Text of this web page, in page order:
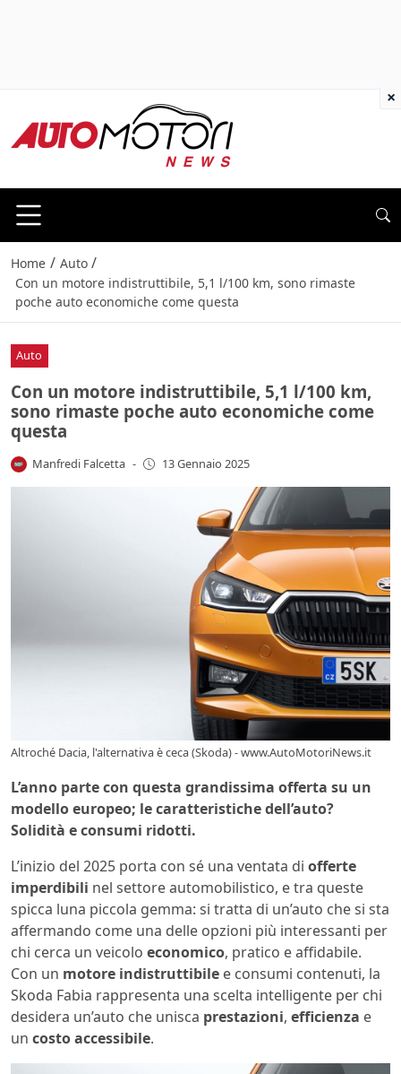
Home / Auto /
Con un motore indistruttibile, 5,1 l/100 km, sono rimaste
poche auto economiche come questa
Auto
Con un motore indistruttibile, 5,1 l/100 km,
sono rimaste poche auto economiche come
questa
Manfredi Falcetta - 13 Gennaio 2025
Altroché Dacia, l'alternativa è ceca (Skoda) - www.AutoMotoriNews.it
L’anno parte con questa grandissima offerta su un
modello europeo; le caratteristiche dell’auto?
Solidità e consumi ridotti.
L’inizio del 2025 porta con sé una ventata di offerte
imperdibili nel settore automobilistico, e tra queste
spicca luna piccola gemma: si tratta di un’auto che si sta
affermando come una delle opzioni più interessanti per
chi cerca un veicolo economico, pratico e affidabile.
Con un motore indistruttibile e consumi contenuti, la
Skoda Fabia rappresenta una scelta intelligente per chi
desidera un’auto che unisca prestazioni, efficienza e
un costo accessibile.
×